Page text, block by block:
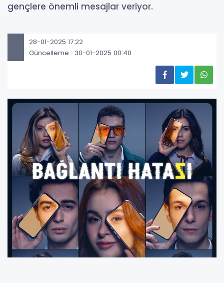
gençlere önemli mesajlar veriyor.
28-01-2025 17:22
Güncelleme : 30-01-2025 00:40